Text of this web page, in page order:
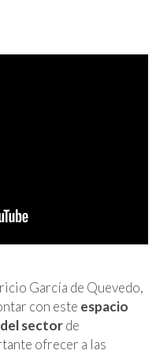
García de Quevedo,
con este espacio
sectorde
ofrecer a las